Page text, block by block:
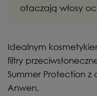
otaczają włosy
Idealnym
filtry
Summer Protection z
Anwen.